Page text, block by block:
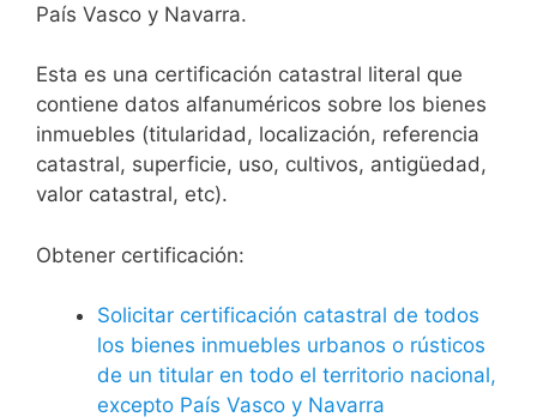
País Vasco y Navarra.
Esta es una certificación catastral literal que
contiene datos alfanuméricos sobre los bienes
inmuebles (titularidad, localización, referencia
catastral, superficie, uso, cultivos, antigüedad,
valor catastral, etc).
Obtener certificación:
Solicitar certificación catastral de todos
los bienes inmuebles urbanos o rústicos
de un titular en todo el territorio nacional,
excepto País Vasco y Navarra